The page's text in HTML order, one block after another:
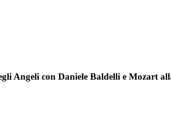
Angeli con Daniele Baldelli e Mozart